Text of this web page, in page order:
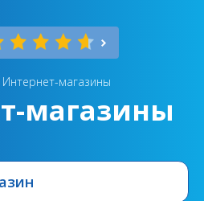
Интернет-магазины
магазины